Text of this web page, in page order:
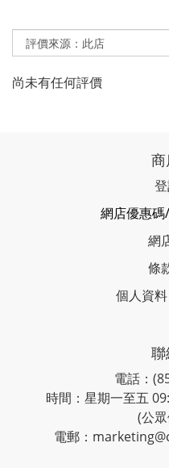
尚未有任何評價
商
網店優惠
網
條
個人資
聯
電話：
時間：星期一至五
(公
電郵：